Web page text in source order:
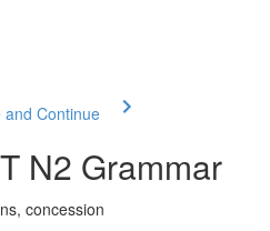
and Continue
N2 Grammar
concession